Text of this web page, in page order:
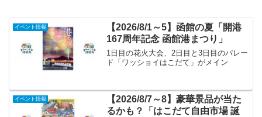
イベント情報
【2026/8/1～5】函館の夏「開港
167周年記念 函館港まつり」
1日目の花火大会、2日目と3日目のパレー
ド「ワッショイはこだて」がメイン
イベント情報
【2026/8/7～8】豪華景品が当た
るかも？「はこだて自由市場 誕